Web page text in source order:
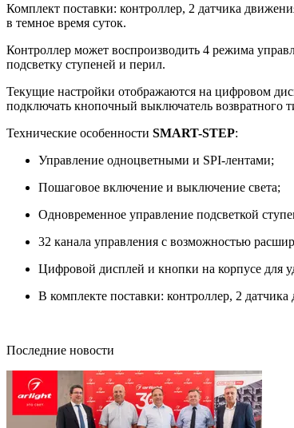
Комплект поставки: контроллер, 2 датчика
в темное время суток.
Контроллер может воспроизводить 4 режима
подсветку ступеней и перил.
Текущие настройки отображаются на цифровом
подключать кнопочный выключатель возвратного
Технические особенности SMART-STEP:
Управление одноцветными и SPI-лентами;
Пошаговое включение и выключение света;
Одновременное управление подсветкой
32 канала управления с возможностью
Цифровой дисплей и кнопки на корпусе для
В комплекте поставки: контроллер, 2
Последние новости